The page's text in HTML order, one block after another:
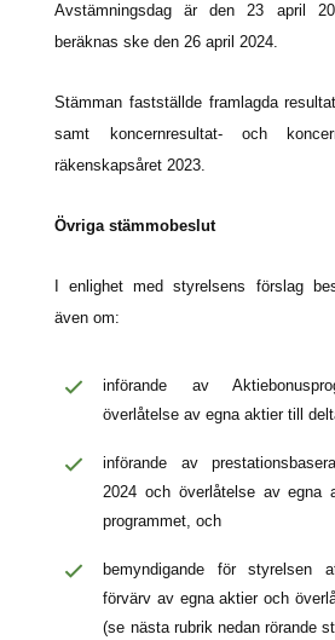
Avstämningsdag är den 23 april
beräknas ske den 26 april 2024.
Stämman fastställde framlagda
samt koncernresultat- och
räkenskapsåret 2023.
Övriga stämmobeslut
I enlighet med styrelsens förslag
även om:
införande av
överlåtelse av egna aktier till
införande av
2024 och överlåtelse av egna
programmet, och
bemyndigande för styrelsen
förvärv av egna aktier och
(se nästa rubrik nedan rörande